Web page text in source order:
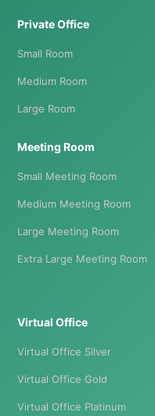
Private Office
Small Room
Medium Room
Large Room
Meeting Room
Small Meeting Room
Medium Meeting Room
Large Meeting Room
Extra Large Meeting Room
Virtual Office
Virtual Office Silver
Virtual Office Gold
Virtual Office Platinum